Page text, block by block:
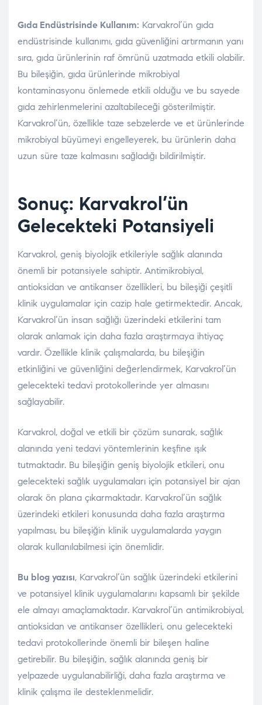
Gıda Endüstrisinde Kullanım: Karvakrol’ün gıda
endüstrisinde kullanımı, gıda güvenliğini artırmanın yanı
sıra, gıda ürünlerinin raf ömrünü uzatmada etkili olabilir.
Bu bileşiğin, gıda ürünlerinde mikrobiyal
kontaminasyonu önlemede etkili olduğu ve bu sayede
gıda zehirlenmelerini azaltabileceği gösterilmiştir.
Karvakrol’ün, özellikle taze sebzelerde ve et ürünlerinde
mikrobiyal büyümeyi engelleyerek, bu ürünlerin daha
uzun süre taze kalmasını sağladığı bildirilmiştir.
Sonuç: Karvakrol’ün
Gelecekteki Potansiyeli
Karvakrol, geniş biyolojik etkileriyle sağlık alanında
önemli bir potansiyele sahiptir. Antimikrobiyal,
antioksidan ve antikanser özellikleri, bu bileşiği çeşitli
klinik uygulamalar için cazip hale getirmektedir. Ancak,
Karvakrol’ün insan sağlığı üzerindeki etkilerini tam
olarak anlamak için daha fazla araştırmaya ihtiyaç
vardır. Özellikle klinik çalışmalarda, bu bileşiğin
etkinliğini ve güvenliğini değerlendirmek, Karvakrol’ün
gelecekteki tedavi protokollerinde yer almasını
sağlayabilir.
Karvakrol, doğal ve etkili bir çözüm sunarak, sağlık
alanında yeni tedavi yöntemlerinin keşfine ışık
tutmaktadır. Bu bileşiğin geniş biyolojik etkileri, onu
gelecekteki sağlık uygulamaları için potansiyel bir ajan
olarak ön plana çıkarmaktadır. Karvakrol’ün sağlık
üzerindeki etkileri konusunda daha fazla araştırma
yapılması, bu bileşiğin klinik uygulamalarda yaygın
olarak kullanılabilmesi için önemlidir.
Bu blog yazısı, Karvakrol’ün sağlık üzerindeki etkilerini
ve potansiyel klinik uygulamalarını kapsamlı bir şekilde
ele almayı amaçlamaktadır. Karvakrol’ün antimikrobiyal,
antioksidan ve antikanser özellikleri, onu gelecekteki
tedavi protokollerinde önemli bir bileşen haline
getirebilir. Bu bileşiğin, sağlık alanında geniş bir
yelpazede uygulanabilirliği, daha fazla araştırma ve
klinik çalışma ile desteklenmelidir.